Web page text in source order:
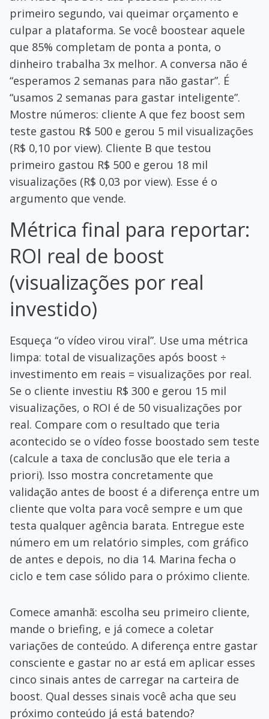
primeiro segundo, vai queimar orçamento e
culpar a plataforma. Se você boostear aquele
que 85% completam de ponta a ponta, o
dinheiro trabalha 3x melhor. A conversa não é
“esperamos 2 semanas para não gastar”. É
“usamos 2 semanas para gastar inteligente”.
Mostre números: cliente A que fez boost sem
teste gastou R$ 500 e gerou 5 mil visualizações
(R$ 0,10 por view). Cliente B que testou
primeiro gastou R$ 500 e gerou 18 mil
visualizações (R$ 0,03 por view). Esse é o
argumento que vende.
Métrica final para reportar:
ROI real de boost
(visualizações por real
investido)
Esqueça “o vídeo virou viral”. Use uma métrica
limpa: total de visualizações após boost ÷
investimento em reais = visualizações por real.
Se o cliente investiu R$ 300 e gerou 15 mil
visualizações, o ROI é de 50 visualizações por
real. Compare com o resultado que teria
acontecido se o vídeo fosse boostado sem teste
(calcule a taxa de conclusão que ele teria a
priori). Isso mostra concretamente que
validação antes de boost é a diferença entre um
cliente que volta para você sempre e um que
testa qualquer agência barata. Entregue este
número em um relatório simples, com gráfico
de antes e depois, no dia 14. Marina fecha o
ciclo e tem case sólido para o próximo cliente.
Comece amanhã: escolha seu primeiro cliente,
mande o briefing, e já comece a coletar
variações de conteúdo. A diferença entre gastar
consciente e gastar no ar está em aplicar esses
cinco sinais antes de carregar na carteira de
boost. Qual desses sinais você acha que seu
próximo conteúdo já está batendo?